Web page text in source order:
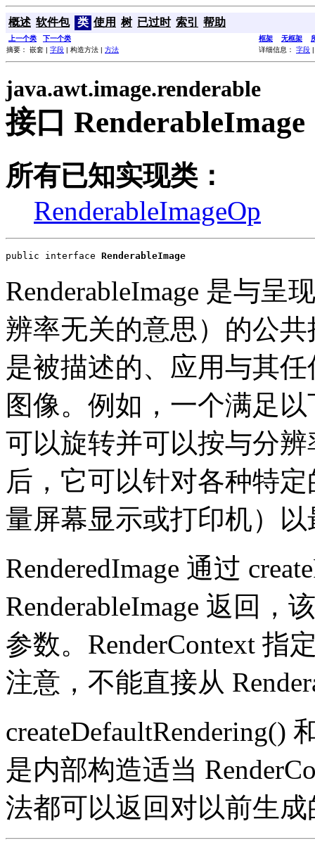
概述 软件包 类 使用 树 已过时 索引 帮助
上一个类 下一个类 框架 无框架
摘要： 嵌套 | 字段 | 构造方法 | 方法 详细信息： 字段
java.awt.image.renderable
接口 RenderableImage
所有已知实现类：
RenderableImageOp
public interface RenderableImage
RenderableImage 是与
辨率无关的意思）的公
是被描述的、应用与其
图像。例如，一个满足以
可以旋转并可以按与分
后，它可以针对各种特
量屏幕显示或打印机）
RenderedImage 通过
RenderableImage 返回，
参数。RenderContext 指
注意，不能直接从
createDefaultRendering()
是内部构造适当
法都可以返回对以前生